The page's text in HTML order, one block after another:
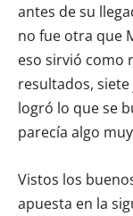
antes de su
no fue otra que
eso sirvió como
resultados,
logró lo que se
parecía algo
Vistos los
apuesta en la